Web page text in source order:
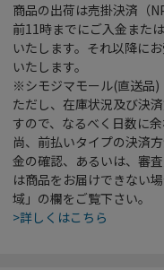
商品の出荷は売掛決済（
前11時までにご入金また
いたします。それ以降に
いたします。
※シモジマモール(直送品)
ただし、在庫状況及び決
すので、なるべく日数に
尚、前払いタイプの決済
金の確認、あるいは、審
は商品をお届けできない
域」の欄をご覧下さい。
>詳しくはこちら